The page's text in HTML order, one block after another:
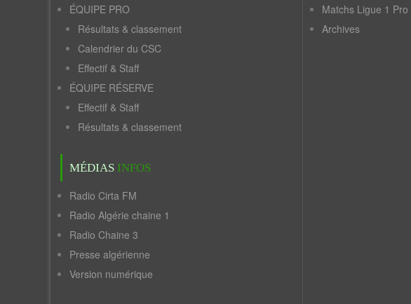
ÉQUIPE PRO
Résultats & classement
Calendrier du CSC
Effectif & Staff
ÉQUIPE RÉSERVE
Effectif & Staff
Résultats & classement
MÉDIAS INFOS
Radio Cirta FM
Radio Algérie chaine 1
Radio Chaine 3
Presse algérienne
Version numérique
Matchs Ligue 1 Pro
Archives